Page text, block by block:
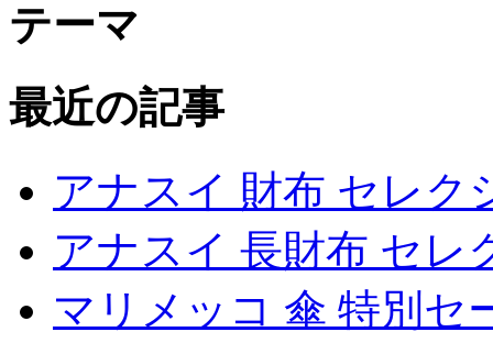
テーマ
最近の記事
アナスイ 財布 セレク
アナスイ 長財布 セレ
マリメッコ 傘 特別セ